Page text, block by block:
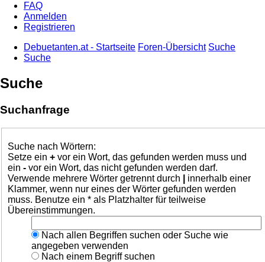
FAQ
Anmelden
Registrieren
Debuetanten.at - Startseite Foren-Übersicht Suche
Suche
Suche
Suchanfrage
Suche nach Wörtern:
Setze ein + vor ein Wort, das gefunden werden muss und
ein - vor ein Wort, das nicht gefunden werden darf.
Verwende mehrere Wörter getrennt durch
innerhalb einer
Klammer, wenn nur eines der Wörter gefunden werden
muss. Benutze ein * als Platzhalter für teilweise
Übereinstimmungen.
Nach allen Begriffen suchen oder Suche wie
angegeben verwenden
Nach einem Begriff suchen